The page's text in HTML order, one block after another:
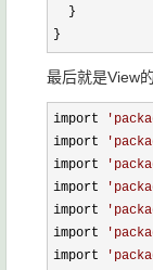
  }
}
最后就是View
import '
import
'
import
'
import
'
import
'
import
'
import
'